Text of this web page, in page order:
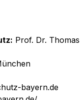
Prof. Dr. Thomas
bayern.de